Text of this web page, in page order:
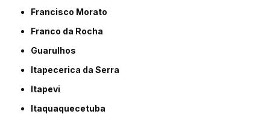
Francisco Morato
Franco da Rocha
Guarulhos
Itapecerica da Serra
Itapevi
Itaquaquecetuba